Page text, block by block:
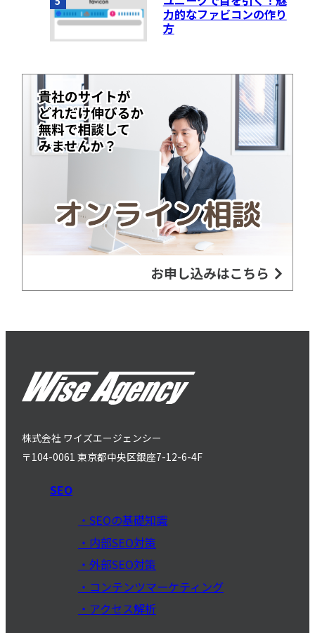
力的なファビコンの作り
方
株式会社 ワイズエージェンシー
〒104-0061 東京都中央区銀座7-12-6-4F
SEO
SEOの基礎知識
内部SEO対策
外部SEO対策
コンテンツマーケティング
アクセス解析